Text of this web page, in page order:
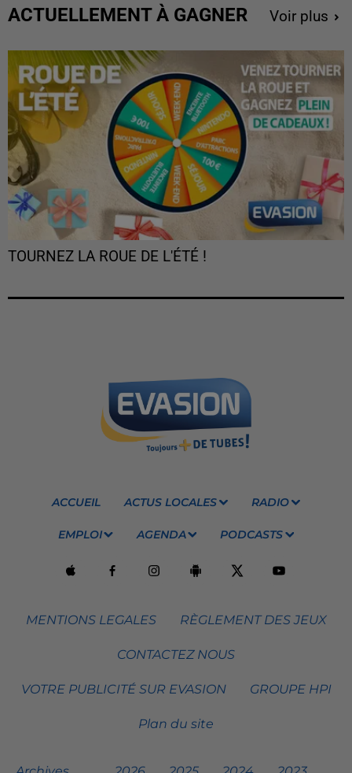
ACTUELLEMENT À GAGNER Voir plus
TOURNEZ LA ROUE DE L'ÉTÉ !
ACCUEIL ACTUS LOCALES RADIO
EMPLOI AGENDA PODCASTS
MENTIONS LEGALES RÈGLEMENT DES JEUX
CONTACTEZ NOUS
VOTRE PUBLICITÉ SUR EVASION GROUPE HPI
Plan du site